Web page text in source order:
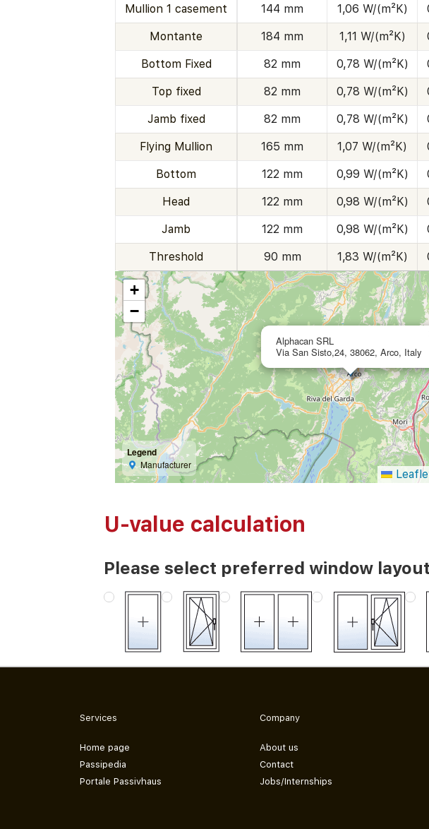
Mullion 1 casement 144 mm 1,06 W/(m²K)
Montante 184 mm 1,11 W/(m²K)
Bottom Fixed 82 mm 0,78 W/(m²K)
Top fixed 82 mm 0,78 W/(m²K)
Jamb fixed 82 mm 0,78 W/(m²K)
Flying Mullion 165 mm 1,07 W/(m²K)
Bottom 122 mm 0,99 W/(m²K)
Head 122 mm 0,98 W/(m²K)
Jamb 122 mm 0,98 W/(m²K)
Threshold 90 mm 1,83 W/(m²K)
Alphacan SRL
Via San Sisto,24, 38062, Arco, Italy
+
−
Legend
Manufacturer
U-value calculation
Please select preferred window layout
Services
Home page
Passipedia
Portale Passivhaus
Company
About us
Contact
Jobs/Internships